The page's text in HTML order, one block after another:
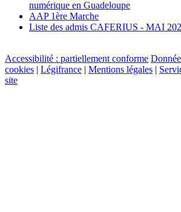
numérique en Guadeloupe
AAP 1ère Marche
Liste des admis CAFERIUS - MAI
Accessibilité : partiellement conforme
cookies | Légifrance | Mentions légales |
site